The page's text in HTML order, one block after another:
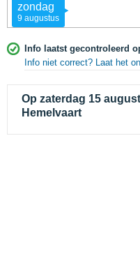
zondag
9 augustus
Info laatst gecontroleerd
Info niet correct? Laat het
Op zaterdag 15
Hemelvaart